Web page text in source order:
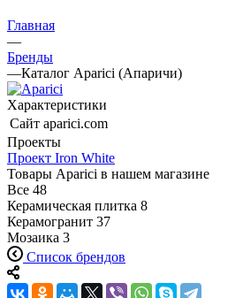
Главная
—
Бренды
—Каталог Aparici (Апаричи)
Характеристики
Сайт aparici.com
Проекты
Проект Iron White
Товары Aparici в нашем магазине
Все 48
Керамическая плитка 8
Керамогранит 37
Мозаика 3
Список брендов